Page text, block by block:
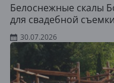
Белоснежные скалы
для свадебной съемки
30.07.2026